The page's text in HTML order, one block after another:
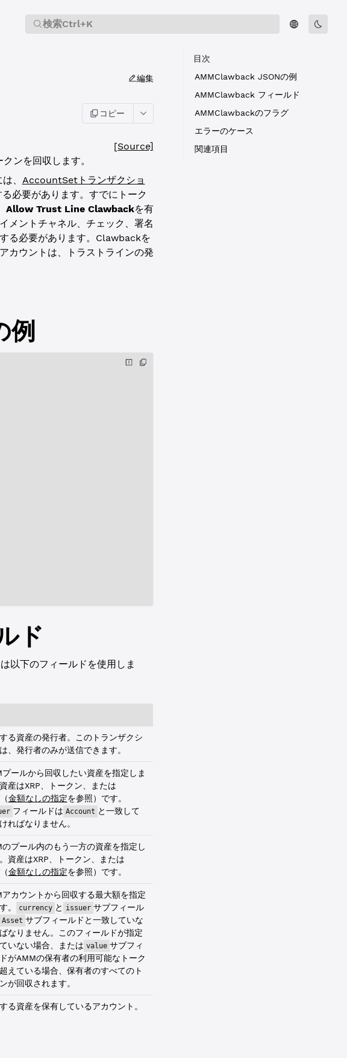
検索Ctrl+K
編集
コピー
[Source]
ンを回収します。
、 AccountSetトランザクショ
必要があります。すでにトーク
Allow Trust Line Clawbackを有
メントチャネル、チェック、署名
る必要があります。Clawbackを
カウントは、トラストラインの発
例
ド
以下のフィールドを使用しま
る資産の発行者。このトランザクシ
、発行者のみが送信できます。
プールから回収したい資産を指定しま
産はXRP、トークン、または
金額なしの指定を参照）です。
フィールドは Account と一致して
ればなりません。
のプール内のもう一方の資産を指定し
資産はXRP、トークン、または
金額なしの指定を参照）です。
アカウントから回収する最大額を指定
。
currency と issuer サブフィール
Asset サブフィールドと一致していな
なりません。このフィールドが指定
いない場合、または value サブフィ
がAMMの保有者の利用可能なトーク
えている場合、保有者のすべてのト
が回収されます。
る資産を保有しているアカウント。
目次
AMMClawback JSONの例
AMMClawback フィールド
AMMClawbackのフラグ
エラーのケース
関連項目